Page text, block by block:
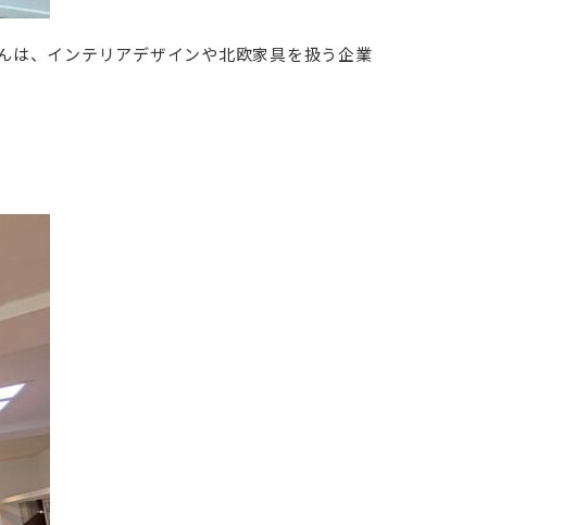
は、インテリアデザインや北欧家具を扱う企業